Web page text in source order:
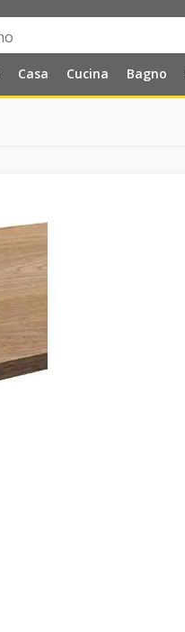
Casa Cucina Bagno